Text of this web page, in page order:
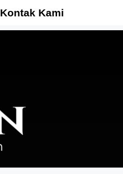
Kontak Kami